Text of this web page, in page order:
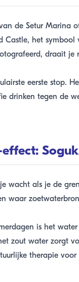
de Setur Marina
Castle, het
draait je
eerste stop.
drinken tegen de
wacht als je de
waar
is het
zout water zorgt
therapie voor